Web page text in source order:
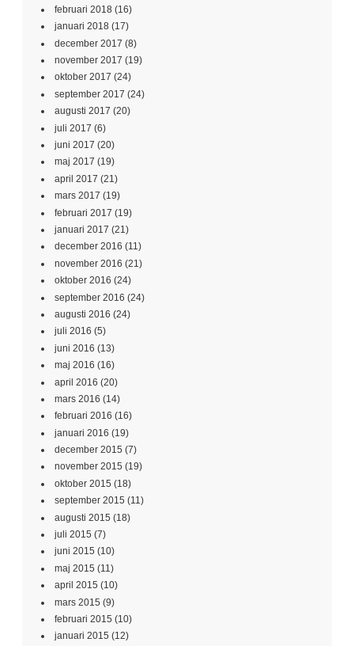
februari 2018 (16)
januari 2018 (17)
december 2017 (8)
november 2017 (19)
oktober 2017 (24)
september 2017 (24)
augusti 2017 (20)
juli 2017 (6)
juni 2017 (20)
maj 2017 (19)
april 2017 (21)
mars 2017 (19)
februari 2017 (19)
januari 2017 (21)
december 2016 (11)
november 2016 (21)
oktober 2016 (24)
september 2016 (24)
augusti 2016 (24)
juli 2016 (5)
juni 2016 (13)
maj 2016 (16)
april 2016 (20)
mars 2016 (14)
februari 2016 (16)
januari 2016 (19)
december 2015 (7)
november 2015 (19)
oktober 2015 (18)
september 2015 (11)
augusti 2015 (18)
juli 2015 (7)
juni 2015 (10)
maj 2015 (11)
april 2015 (10)
mars 2015 (9)
februari 2015 (10)
januari 2015 (12)